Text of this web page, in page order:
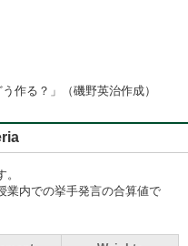
作る？」（磯野英治作成）
業内での挙手発言の合算値で